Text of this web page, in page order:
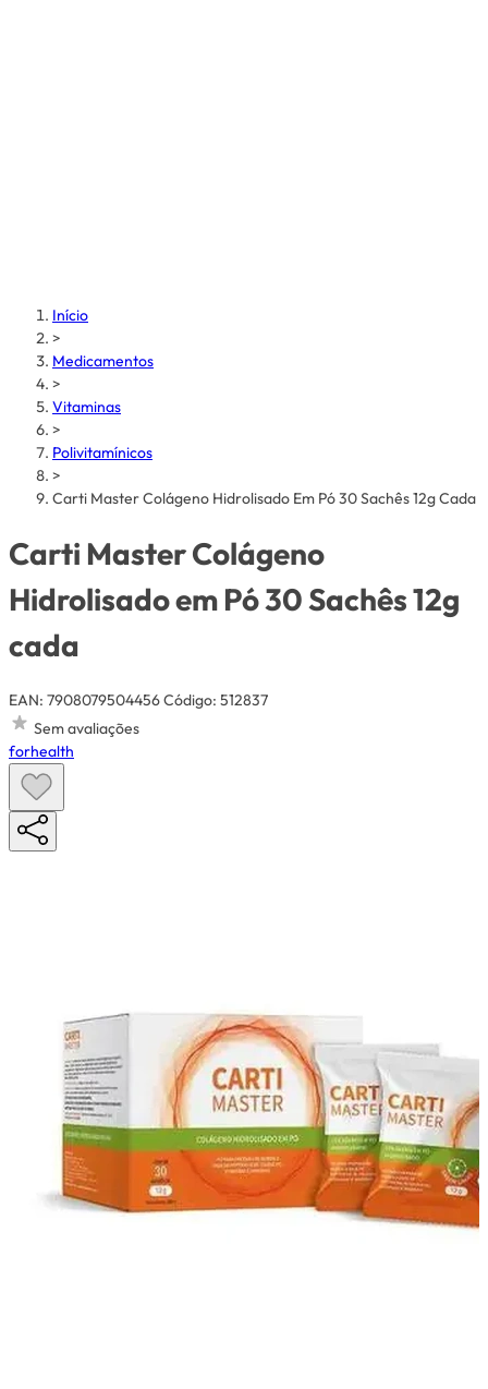
Início
>
Medicamentos
>
Vitaminas
>
Polivitamínicos
>
Carti Master Colágeno Hidrolisado Em Pó 30 Sachês 12g Cada
Carti Master Colágeno
Hidrolisado em Pó 30 Sachês 12g
cada
EAN: 7908079504456Código: 512837
Sem avaliações
forhealth